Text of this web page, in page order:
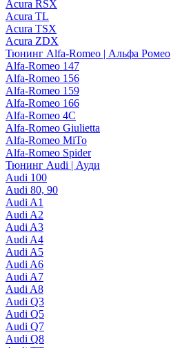
Acura RSX
Acura TL
Acura TSX
Acura ZDX
Тюнинг Alfa-Romeo | Альфа Ромео
Alfa-Romeo 147
Alfa-Romeo 156
Alfa-Romeo 159
Alfa-Romeo 166
Alfa-Romeo 4C
Alfa-Romeo Giulietta
Alfa-Romeo MiTo
Alfa-Romeo Spider
Тюнинг Audi | Ауди
Audi 100
Audi 80, 90
Audi A1
Audi A2
Audi A3
Audi A4
Audi A5
Audi A6
Audi A7
Audi A8
Audi Q3
Audi Q5
Audi Q7
Audi Q8